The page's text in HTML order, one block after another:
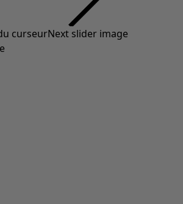
curseurNext slider image